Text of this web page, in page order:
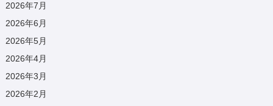
2026年7月
2026年6月
2026年5月
2026年4月
2026年3月
2026年2月